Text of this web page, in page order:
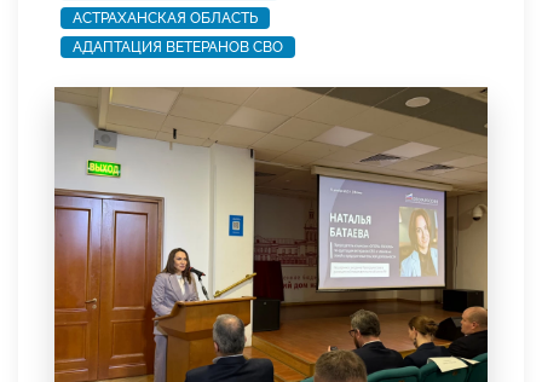
АСТРАХАНСКАЯ ОБЛАСТЬ
АДАПТАЦИЯ ВЕТЕРАНОВ СВО